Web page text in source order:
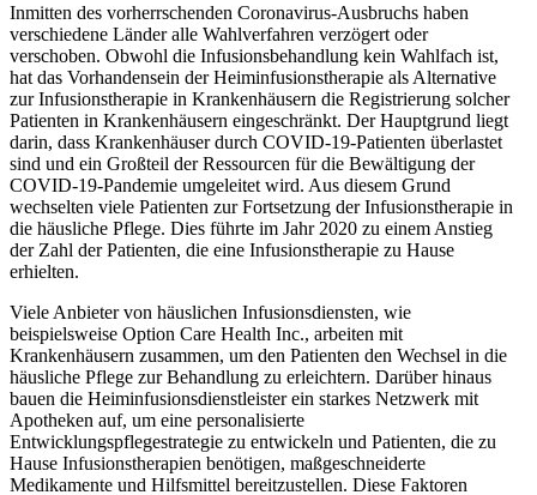
Inmitten des vorherrschenden Coronavirus-Ausbruchs haben
verschiedene Länder alle Wahlverfahren verzögert oder
verschoben. Obwohl die Infusionsbehandlung kein Wahlfach ist,
hat das Vorhandensein der Heiminfusionstherapie als Alternative
zur Infusionstherapie in Krankenhäusern die Registrierung solcher
Patienten in Krankenhäusern eingeschränkt. Der Hauptgrund liegt
darin, dass Krankenhäuser durch COVID-19-Patienten überlastet
sind und ein Großteil der Ressourcen für die Bewältigung der
COVID-19-Pandemie umgeleitet wird. Aus diesem Grund
wechselten viele Patienten zur Fortsetzung der Infusionstherapie in
die häusliche Pflege. Dies führte im Jahr 2020 zu einem Anstieg
der Zahl der Patienten, die eine Infusionstherapie zu Hause
erhielten.
Viele Anbieter von häuslichen Infusionsdiensten, wie
beispielsweise Option Care Health Inc., arbeiten mit
Krankenhäusern zusammen, um den Patienten den Wechsel in die
häusliche Pflege zur Behandlung zu erleichtern. Darüber hinaus
bauen die Heiminfusionsdienstleister ein starkes Netzwerk mit
Apotheken auf, um eine personalisierte
Entwicklungspflegestrategie zu entwickeln und Patienten, die zu
Hause Infusionstherapien benötigen, maßgeschneiderte
Medikamente und Hilfsmittel bereitzustellen. Diese Faktoren